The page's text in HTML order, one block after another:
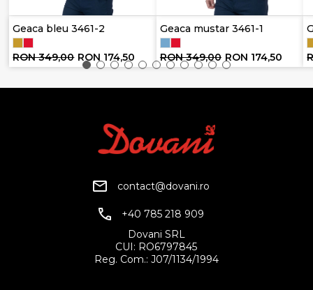
Geaca bleu 3461-2
RON 349,00 RON 174,50
Geaca mustar 3461-1
RON 349,00 RON 174,50
contact@dovani.ro
+40 785 218 909
Dovani SRL
CUI: RO6797845
Reg. Com.: J07/1134/1994